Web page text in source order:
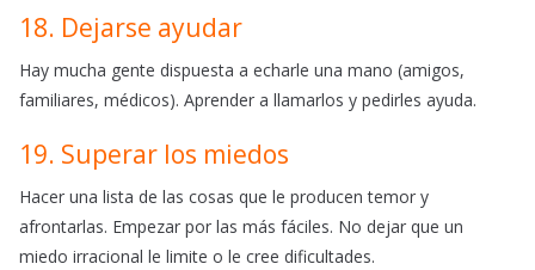
18. Dejarse ayudar
Hay mucha gente dispuesta a echarle una mano (amigos,
familiares, médicos). Aprender a llamarlos y pedirles ayuda.
19. Superar los miedos
Hacer una lista de las cosas que le producen temor y
afrontarlas. Empezar por las más fáciles. No dejar que un
miedo irracional le limite o le cree dificultades.